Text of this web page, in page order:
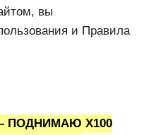
вы
и Правила
— ПОДНИМАЮ Х100